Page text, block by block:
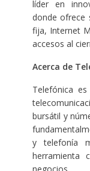
líder en
donde ofrece
fija, Internet
accesos al
Acerca de
Telefónica
bursátil y
y telefonía
herramienta